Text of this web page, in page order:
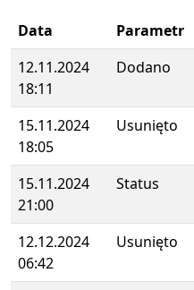
Data Parametr
12.11.2024
18:11
Dodano
15.11.2024
18:05
Usunięto
15.11.2024
21:00
Status
12.12.2024
06:42
Usunięto